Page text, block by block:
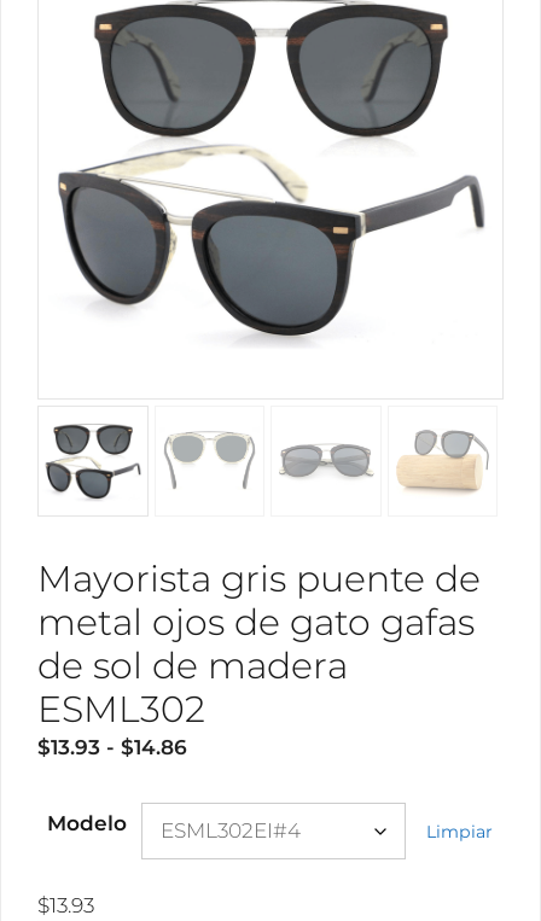
Mayorista gris puente de
metal ojos de gato gafas
de sol de madera
ESML302
$13.93 - $14.86Rango
precios:
desde
Modelo Limpiar
$13.93